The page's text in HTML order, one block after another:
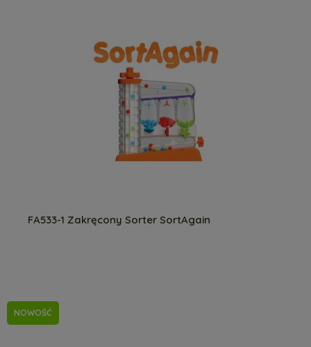
FA533-1 Zakręcony Sorter SortAgain
NOWOŚĆ